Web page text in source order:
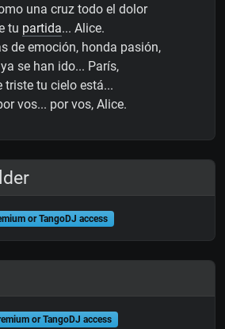
una cruz todo el dolor
tu partida... Alice.
de emoción, honda pasión,
se han ido... París,
triste tu cielo está...
vos... por vos, Alice.
or TangoDJ access
or TangoDJ access